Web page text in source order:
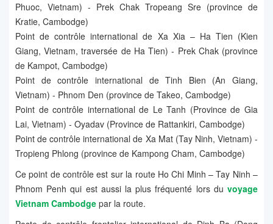
Phuoc, Vietnam) - Prek Chak Tropeang Sre (province de
Kratie, Cambodge)
Point de contrôle international de Xa Xia – Ha Tien (Kien
Giang, Vietnam, traversée de Ha Tien) - Prek Chak (province
de Kampot, Cambodge)
Point de contrôle international de Tinh Bien (An Giang,
Vietnam) - Phnom Den (province de Takeo, Cambodge)
Point de contrôle international de Le Tanh (Province de Gia
Lai, Vietnam) - Oyadav (Province de Rattankiri, Cambodge)
Point de contrôle international de Xa Mat (Tay Ninh, Vietnam) -
Tropieng Phlong (province de Kampong Cham, Cambodge)
Ce point de contrôle est sur la route Ho Chi Minh – Tay Ninh –
Phnom Penh qui est aussi la plus fréquenté lors du voyage
Vietnam Cambodge par la route.